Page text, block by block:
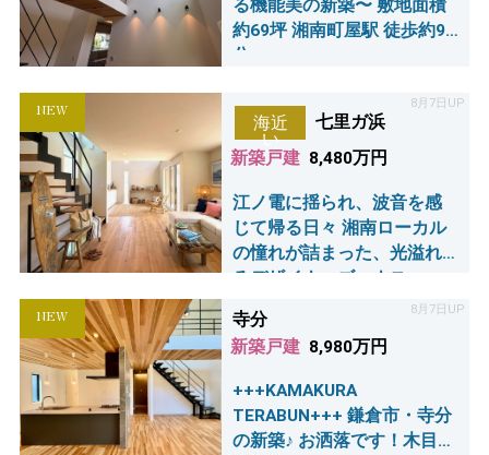
る機能美の新築〜 敷地面積
約69坪 湘南町屋駅 徒歩約9
分
NEW 8月7日UP
海近
い
七里ガ浜
新築戸建 8,480万円
江ノ電に揺られ、波音を感
じて帰る日々 湘南ローカル
の憧れが詰まった、光溢れ
るデザイナーズハウス
NEW 8月7日UP
寺分
新築戸建 8,980万円
+++KAMAKURA
TERABUN+++ 鎌倉市・寺分
の新築♪ お洒落です！木目が